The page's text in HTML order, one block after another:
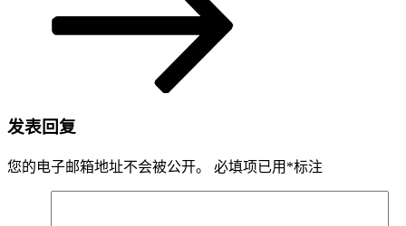
发表回复
您的电子邮箱地址不会被公开。 必填项已用 *标注